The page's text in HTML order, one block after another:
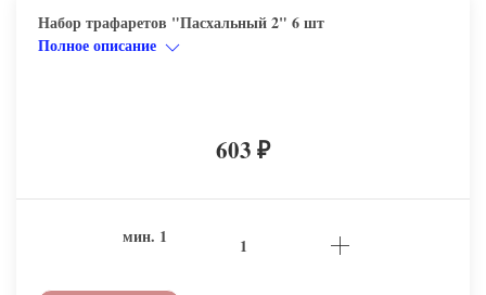
Набор трафаретов "Пасхальный 2" 6 шт
Полное описание
603 ₽
мин. 1